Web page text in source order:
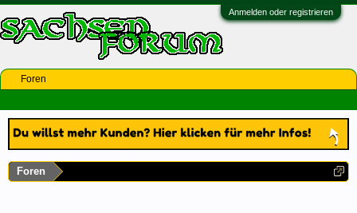
Anmelden oder registrieren
Foren
Foren